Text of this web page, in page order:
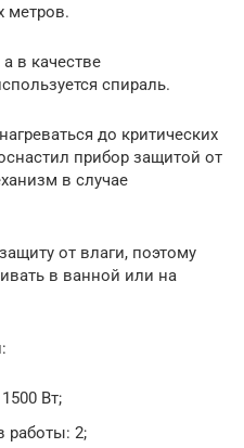
метров.
в качестве
спираль.
до критических
прибор защитой от
в случае
от влаги, поэтому
в ванной или на
Вт;
работы: 2;